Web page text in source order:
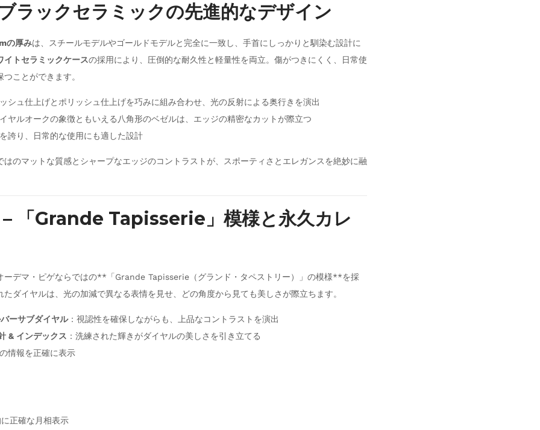
ラックセラミックの先進的なデザイン
の厚みは、スチールモデルやゴールドモデルと完全に一致し、手首にしっかりと馴染む設計に
イトセラミックケースの採用により、圧倒的な耐久性と軽量性を両立。傷がつきにくく、日常使
ことができます。
シュ仕上げとポリッシュ仕上げを巧みに組み合わせ、光の反射による奥行きを演出
ヤルオークの象徴ともいえる八角形のベゼルは、エッジの精密なカットが際立つ
誇り、日常的な使用にも適した設計
はのマットな質感とシャープなエッジのコントラストが、スポーティさとエレガンスを絶妙に融
「Grande Tapisserie」模様と永久カレ
ーデマ・ピゲならではの**「Grande Tapisserie（グランド・タペストリー）」の模様**を採
たダイヤルは、光の加減で異なる表情を見せ、どの角度から見ても美しさが際立ちます。
ーサブダイヤル：視認性を確保しながらも、上品なコントラストを演出
& インデックス ：洗練された輝きがダイヤルの美しさを引き立てる
の情報を正確に表示
に正確な月相表示